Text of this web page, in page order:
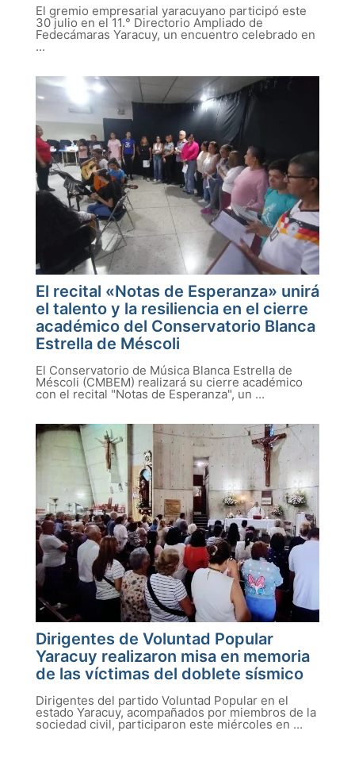
El gremio empresarial yaracuyano participó este
30 julio en el 11.° Directorio Ampliado de
Fedecámaras Yaracuy, un encuentro celebrado en
...
El recital «Notas de Esperanza» unirá
el talento y la resiliencia en el cierre
académico del Conservatorio Blanca
Estrella de Méscoli
El Conservatorio de Música Blanca Estrella de
Méscoli (CMBEM) realizará su cierre académico
con el recital "Notas de Esperanza", un ...
Dirigentes de Voluntad Popular
Yaracuy realizaron misa en memoria
de las víctimas del doblete sísmico
Dirigentes del partido Voluntad Popular en el
estado Yaracuy, acompañados por miembros de la
sociedad civil, participaron este miércoles en ...